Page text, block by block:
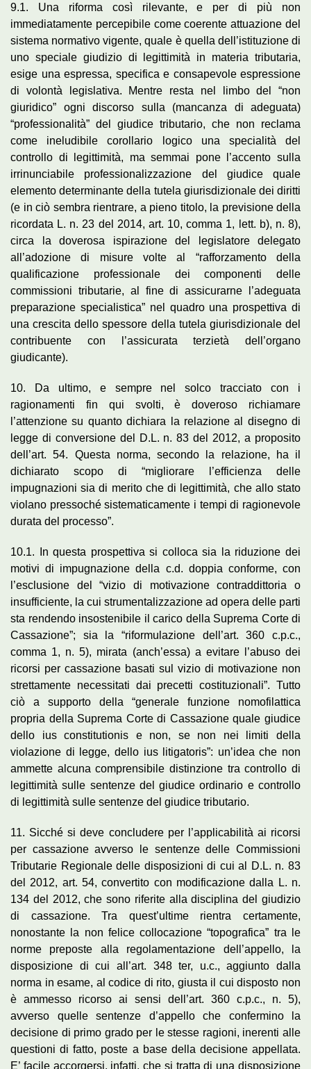
9.1. Una riforma così rilevante, e per di più non
immediatamente percepibile come coerente attuazione del
sistema normativo vigente, quale è quella dell’istituzione di
uno speciale giudizio di legittimità in materia tributaria,
esige una espressa, specifica e consapevole espressione
di volontà legislativa. Mentre resta nel limbo del “non
giuridico” ogni discorso sulla (mancanza di adeguata)
“professionalità” del giudice tributario, che non reclama
come ineludibile corollario logico una specialità del
controllo di legittimità, ma semmai pone l’accento sulla
irrinunciabile professionalizzazione del giudice quale
elemento determinante della tutela giurisdizionale dei diritti
(e in ciò sembra rientrare, a pieno titolo, la previsione della
ricordata L. n. 23 del 2014, art. 10, comma 1, lett. b), n. 8),
circa la doverosa ispirazione del legislatore delegato
all’adozione di misure volte al “rafforzamento della
qualificazione professionale dei componenti delle
commissioni tributarie, al fine di assicurarne l’adeguata
preparazione specialistica” nel quadro una prospettiva di
una crescita dello spessore della tutela giurisdizionale del
contribuente con l’assicurata terzietà dell’organo
giudicante).
10. Da ultimo, e sempre nel solco tracciato con i
ragionamenti fin qui svolti, è doveroso richiamare
l’attenzione su quanto dichiara la relazione al disegno di
legge di conversione del D.L. n. 83 del 2012, a proposito
dell’art. 54. Questa norma, secondo la relazione, ha il
dichiarato scopo di “migliorare l’efficienza delle
impugnazioni sia di merito che di legittimità, che allo stato
violano pressoché sistematicamente i tempi di ragionevole
durata del processo”.
10.1. In questa prospettiva si colloca sia la riduzione dei
motivi di impugnazione della c.d. doppia conforme, con
l’esclusione del “vizio di motivazione contraddittoria o
insufficiente, la cui strumentalizzazione ad opera delle parti
sta rendendo insostenibile il carico della Suprema Corte di
Cassazione”; sia la “riformulazione dell’art. 360 c.p.c.,
comma 1, n. 5), mirata (anch’essa) a evitare l’abuso dei
ricorsi per cassazione basati sul vizio di motivazione non
strettamente necessitati dai precetti costituzionali”. Tutto
ciò a supporto della “generale funzione nomofilattica
propria della Suprema Corte di Cassazione quale giudice
dello ius constitutionis e non, se non nei limiti della
violazione di legge, dello ius litigatoris”: un’idea che non
ammette alcuna comprensibile distinzione tra controllo di
legittimità sulle sentenze del giudice ordinario e controllo
di legittimità sulle sentenze del giudice tributario.
11. Sicché si deve concludere per l’applicabilità ai ricorsi
per cassazione avverso le sentenze delle Commissioni
Tributarie Regionale delle disposizioni di cui al D.L. n. 83
del 2012, art. 54, convertito con modificazione dalla L. n.
134 del 2012, che sono riferite alla disciplina del giudizio
di cassazione. Tra quest’ultime rientra certamente,
nonostante la non felice collocazione “topografica” tra le
norme preposte alla regolamentazione dell’appello, la
disposizione di cui all’art. 348 ter, u.c., aggiunto dalla
norma in esame, al codice di rito, giusta il cui disposto non
è ammesso ricorso ai sensi dell’art. 360 c.p.c., n. 5),
avverso quelle sentenze d’appello che confermino la
decisione di primo grado per le stesse ragioni, inerenti alle
questioni di fatto, poste a base della decisione appellata.
E’ facile accorgersi, infatti, che si tratta di una disposizione